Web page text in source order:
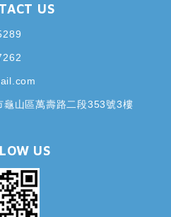
US
山區萬壽路二段353號3樓
US